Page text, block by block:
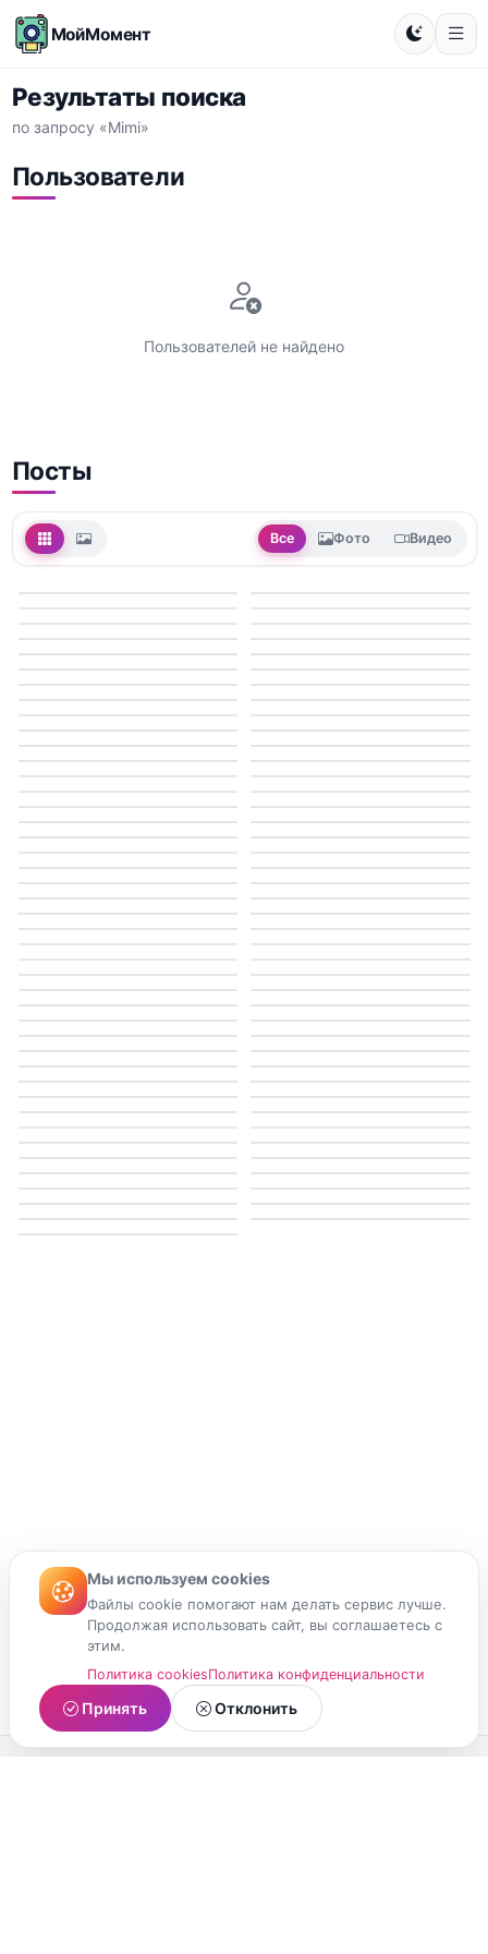
МойМомент
Результаты поиска
по запросу «Mimi»
Пользователи
Пользователей не найдено
Посты
Все Фото Видео
Мы используем cookies
Файлы cookie помогают нам делать сервис лучше.
Продолжая использовать сайт, вы соглашаетесь с
этим.
Политика cookiesПолитика конфиденциальности
Принять Отклонить